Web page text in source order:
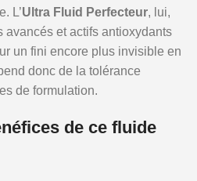
L’Ultra Fluid Perfecteur, lui,
avancés et actifs antioxydants
un fini encore plus invisible en
donc de la tolérance
de formulation.
de ce fluide